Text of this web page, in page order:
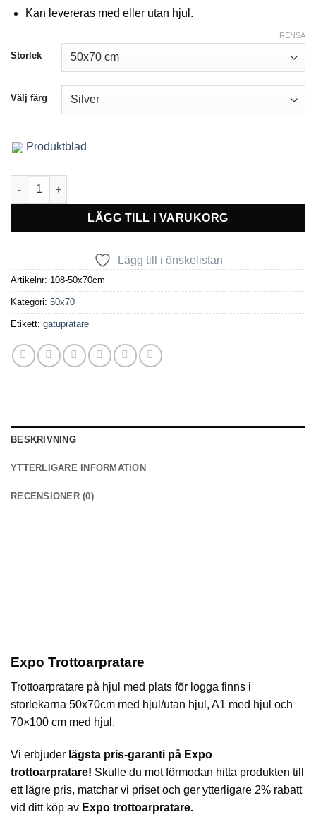
Kan levereras med eller utan hjul.
Storlek
Välj färg
RENSA
Produktblad
Expo Trottoarpratare med logga mängd
LÄGG TILL I VARUKORG
Lägg till i önskelistan
Artikelnr: 108-50x70cm
Kategori: 50x70
Etikett: gatupratare
BESKRIVNING
YTTERLIGARE INFORMATION
RECENSIONER (0)
Expo Trottoarpratare
Trottoarpratare på hjul med plats för logga finns i
storlekarna 50x70cm med hjul/utan hjul, A1 med hjul och
70×100 cm med hjul.
Vi erbjuder lägsta pris-garanti på Expo
trottoarpratare! Skulle du mot förmodan hitta produkten till
ett lägre pris, matchar vi priset och ger ytterligare 2% rabatt
vid ditt köp av Expo trottoarpratare.